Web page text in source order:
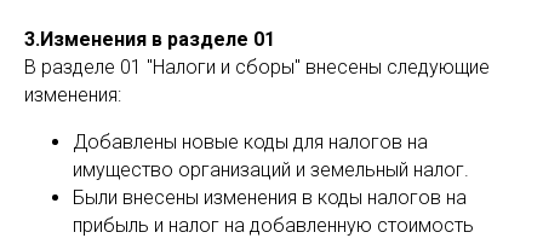
3.Изменения в разделе 01
В разделе 01 "Налоги и сборы" внесены следующие
изменения:
Добавлены новые коды для налогов на
имущество организаций и земельный налог.
Были внесены изменения в коды налогов на
прибыль и налог на добавленную стоимость